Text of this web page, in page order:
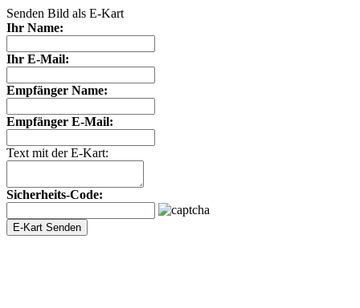
Senden Bild als E-Kart
Ihr Name:
Ihr E-Mail:
Empfänger Name:
Empfänger E-Mail:
Text mit der E-Kart:
Sicherheits-Code: